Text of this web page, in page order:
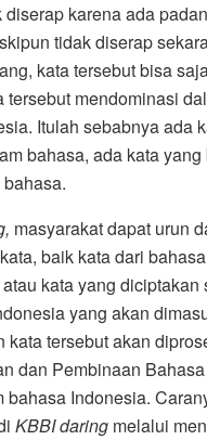
karena ada
tidak diserap
kata tersebut bisa
tersebut mendominasi
Itulah sebabnya ada
bahasa, ada kata
masyarakat dapat urun
baik kata dari
kata yang diciptakan
yang akan
kata tersebut akan
dan Pembinaan
bahasa Indonesia.
KBBI daring melalui